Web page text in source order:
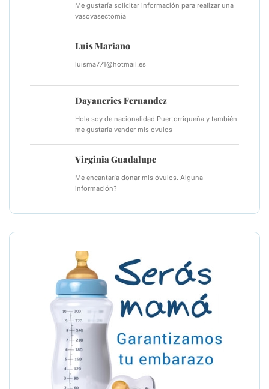
Me gustaría solicitar información para realizar una
vasovasectomia
Luis Mariano
luisma771@hotmail.es
Dayaneries Fernandez
Hola soy de nacionalidad Puertorriqueña y también
me gustaría vender mis ovulos
Virginia Guadalupe
Me encantaría donar mis óvulos. Alguna
información?